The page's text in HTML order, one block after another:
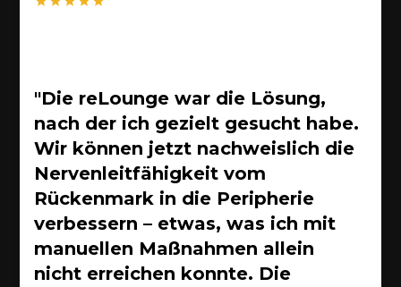
"Die reLounge war die Lösung,
nach der ich gezielt gesucht habe.
Wir können jetzt nachweislich die
Nervenleitfähigkeit vom
Rückenmark in die Peripherie
verbessern – etwas, was ich mit
manuellen Maßnahmen allein
nicht erreichen konnte. Die